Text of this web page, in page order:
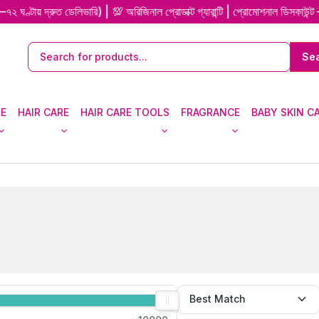
দ্রুত ডেলিভারি) | 💯 অরিজিনাল প্রোডাক্ট গ্যারান্টি | প্রোমোশনাল ডিসকাউন্ট
HAIR CARE HAIR CARE TOOLS FRAGRANCE BABY SKIN